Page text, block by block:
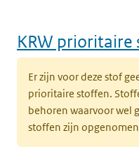
KRW prioritaire
Er zijn voor deze stof
prioritaire stoffen.
behoren waarvoor wel
stoffen zijn